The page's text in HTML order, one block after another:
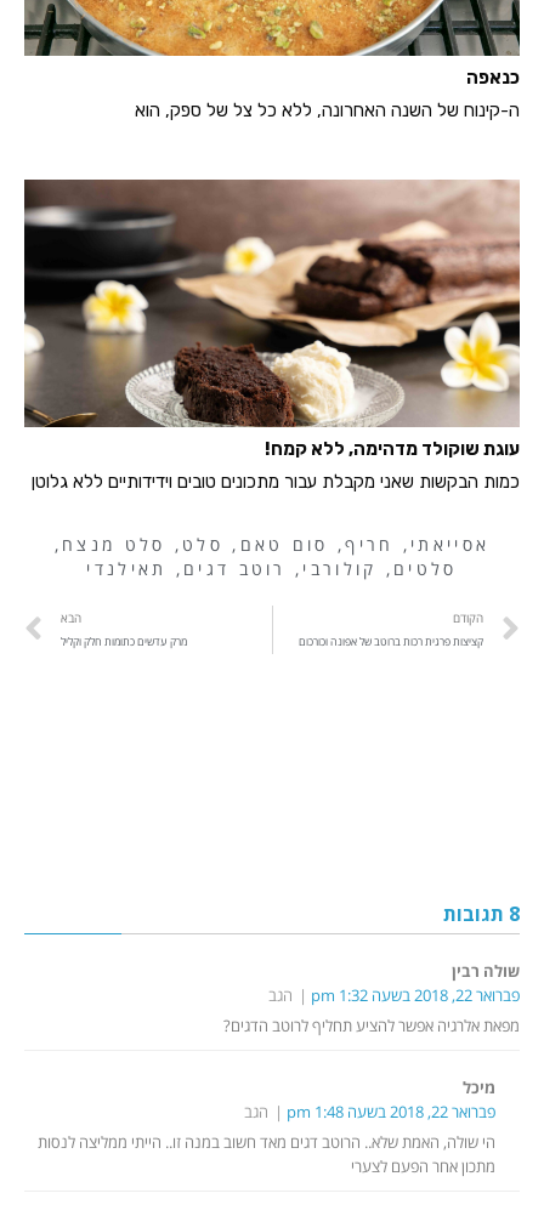
כנאפה
ה-קינוח של השנה האחרונה, ללא כל צל של ספק, הוא
עוגת שוקולד מדהימה, ללא קמח!
כמות הבקשות שאני מקבלת עבור מתכונים טובים וידידותיים ללא גלוטן
אסייאתי , חריף, סום טאם , סלט , סלט מנצח ,
סלטים , קולורבי , רוטב דגים , תאילנדי
הקודם
קציצות פרגית רכות ברוטב של אפונה וכורכום
הבא
מרק עדשים כתומות חלק וקליל
8 תגובות
שולה רבין
פברואר 22, 2018 בשעה 1:32 pm
הגב
מפאת אלרגיה אפשר להציע תחליף לרוטב הדגים?
מיכל
פברואר 22, 2018 בשעה 1:48 pm
הגב
הי שולה, האמת שלא.. הרוטב דגים מאד חשוב במנה זו.. הייתי ממליצה לנסות
מתכון אחר הפעם לצערי